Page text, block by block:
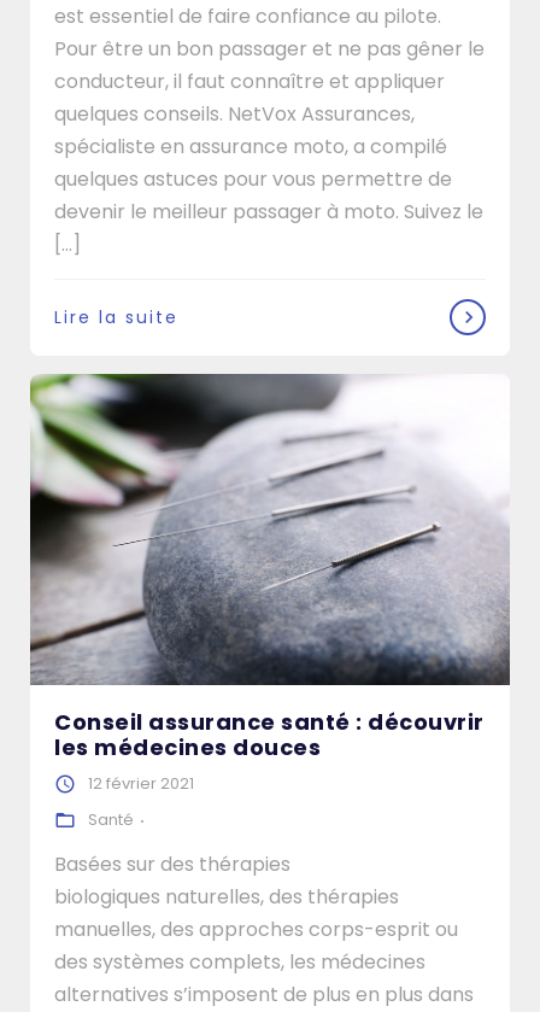
est essentiel de faire confiance au pilote.
Pour être un bon passager et ne pas gêner le
conducteur, il faut connaître et appliquer
quelques conseils. NetVox Assurances,
spécialiste en assurance moto, a compilé
quelques astuces pour vous permettre de
devenir le meilleur passager à moto. Suivez le
[...]
Lire la suite
Conseil assurance santé : découvrir
les médecines douces
12 février 2021
Santé
Basées sur des thérapies
biologiques naturelles, des thérapies
manuelles, des approches corps-esprit ou
des systèmes complets, les médecines
alternatives s’imposent de plus en plus dans